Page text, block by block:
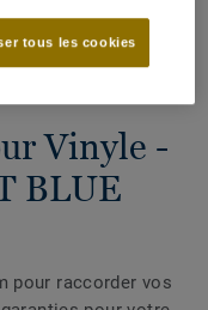
les décors (1146)
Vinyle -
BLUE
pour raccorder vos
tous les cookies